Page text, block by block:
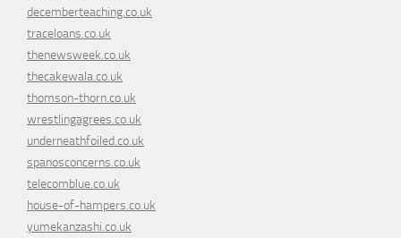
decemberteaching.co.uk
traceloans.co.uk
thenewsweek.co.uk
thecakewala.co.uk
thomson-thorn.co.uk
wrestlingagrees.co.uk
underneathfoiled.co.uk
spanosconcerns.co.uk
telecomblue.co.uk
house-of-hampers.co.uk
yumekanzashi.co.uk